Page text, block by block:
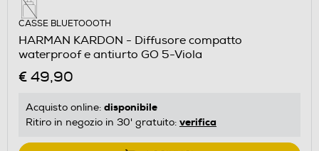
CASSE BLUETOOOTH
HARMAN KARDON - Diffusore compatto
waterproof e antiurto GO 5-Viola
€ 49,90
Acquisto online: disponibile
Ritiro in negozio in 30' gratuito: verifica